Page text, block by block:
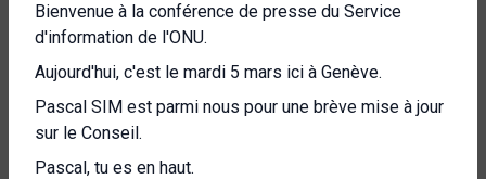
Bienvenue à la conférence de presse du Service
d'information de l'ONU.
Aujourd'hui, c'est le mardi 5 mars ici à Genève.
Pascal SIM est parmi nous pour une brève mise à jour
sur le Conseil.
Pascal, tu es en haut.